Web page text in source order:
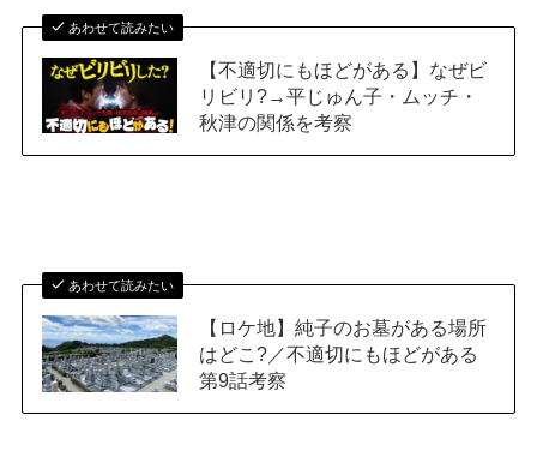
あわせて読みたい
【不適切にもほどがある】なぜビ
リビリ?→平じゅん子・ムッチ・
秋津の関係を考察
あわせて読みたい
【ロケ地】純子のお墓がある場所
はどこ?／不適切にもほどがある
第9話考察